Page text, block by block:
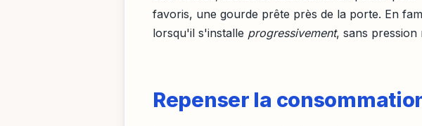
favoris, une gourde prête près de la porte. En
lorsqu'il s'installe progressivement, sans pression
Repenser la